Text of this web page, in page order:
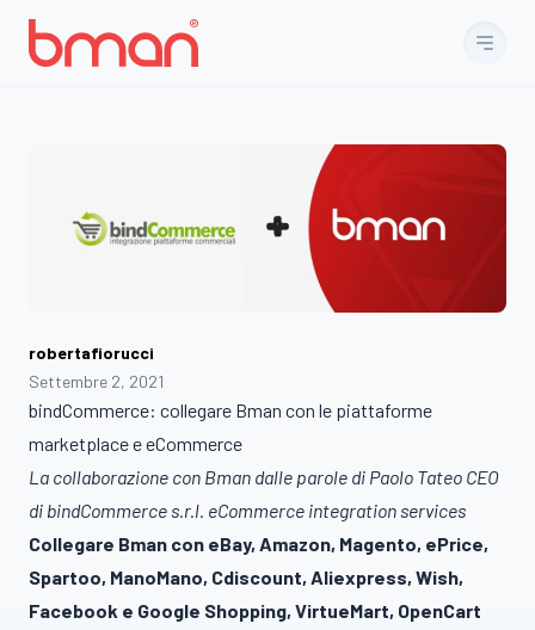
robertafiorucci
Settembre 2, 2021
bindCommerce: collegare Bman con le piattaforme
marketplace e eCommerce
La collaborazione con Bman dalle parole di Paolo Tateo CEO
di bindCommerce s.r.l. eCommerce integration services
Collegare Bman con eBay, Amazon, Magento, ePrice,
Spartoo, ManoMano, Cdiscount, Aliexpress, Wish,
Facebook e Google Shopping, VirtueMart, OpenCart